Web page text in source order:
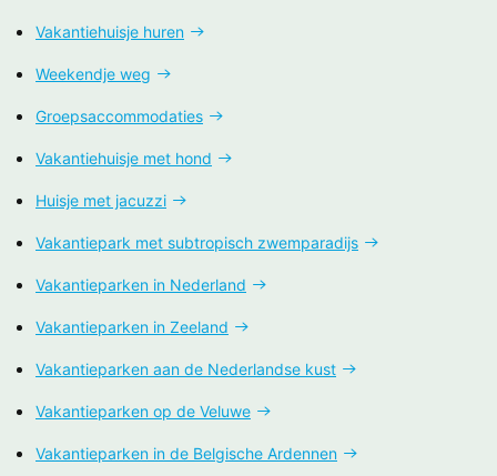
Vakantiehuisje huren
Weekendje weg
Groepsaccommodaties
Vakantiehuisje met hond
Huisje met jacuzzi
Vakantiepark met subtropisch zwemparadijs
Vakantieparken in Nederland
Vakantieparken in Zeeland
Vakantieparken aan de Nederlandse kust
Vakantieparken op de Veluwe
Vakantieparken in de Belgische Ardennen